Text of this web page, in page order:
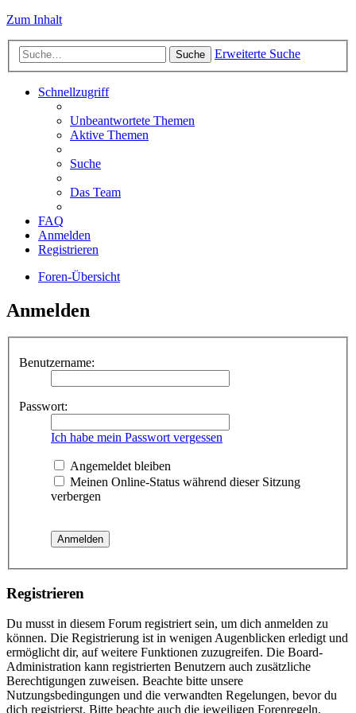
Zum Inhalt
Suche Erweiterte Suche
Schnellzugriff
Unbeantwortete Themen
Aktive Themen
Suche
Das Team
FAQ
Anmelden
Registrieren
Foren-Übersicht
Anmelden
Benutzername:
Passwort:
Ich habe mein Passwort vergessen
Angemeldet bleiben
Meinen Online-Status während dieser Sitzung
verbergen
Registrieren
Du musst in diesem Forum registriert sein, um dich anmelden zu
können. Die Registrierung ist in wenigen Augenblicken erledigt und
ermöglicht dir, auf weitere Funktionen zuzugreifen. Die Board-
Administration kann registrierten Benutzern auch zusätzliche
Berechtigungen zuweisen. Beachte bitte unsere
Nutzungsbedingungen und die verwandten Regelungen, bevor du
dich registrierst. Bitte beachte auch die jeweiligen Forenregeln,